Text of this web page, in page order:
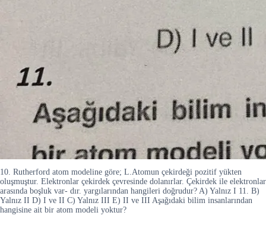
10. Rutherford atom modeline göre; L.Atomun çekirdeği pozitif yükten
oluşmuştur. Elektronlar çekirdek çevresinde dolanırlar. Çekirdek ile elektronlar
arasında boşluk var- dır. yargılarından hangileri doğrudur? A) Yalnız I 11. B)
Yalnız II D) I ve II C) Yalnız III E) II ve III Aşağıdaki bilim insanlarından
hangisine ait bir atom modeli yoktur?